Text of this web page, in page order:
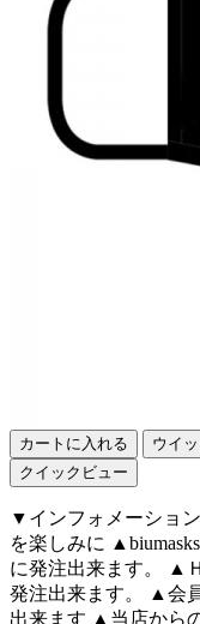
カートに入れる ウイ
クイックビュー
▼インフォメーショ
を楽しみに
に発注出来ます。 ▲
発注出来ます。 ▲会
出来ます ▲当店から